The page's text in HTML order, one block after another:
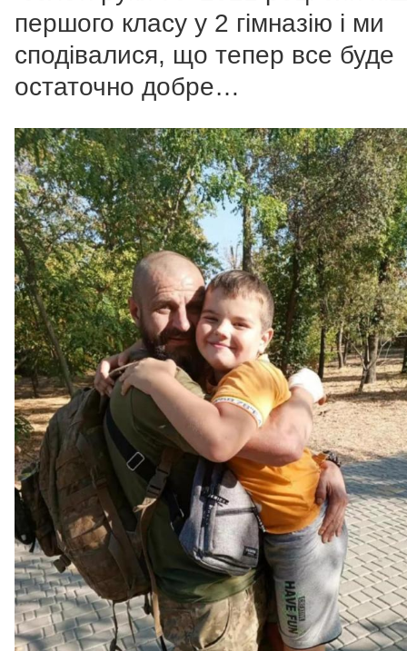
першого класу у 2 гімназію і ми
сподівалися, що тепер все буде
остаточно добре…